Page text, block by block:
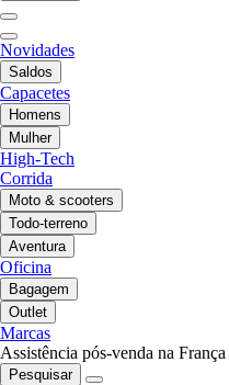
Novidades
Saldos
Capacetes
Homens
Mulher
High-Tech
Corrida
Moto & scooters
Todo-terreno
Aventura
Oficina
Bagagem
Outlet
Marcas
Assistência pós-venda na França
Pesquisar